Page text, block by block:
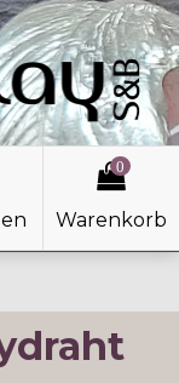
0
Warenkorb